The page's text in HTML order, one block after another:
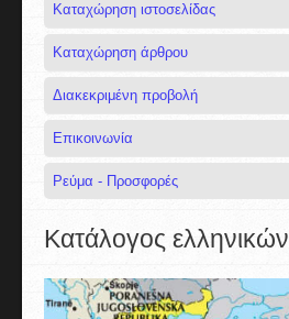
Καταχώρηση ιστοσελίδας
Καταχώρηση άρθρου
Διακεκριμένη προβολή
Επικοινωνία
Ρεύμα - Προσφορές
Κατάλογος ελληνικών